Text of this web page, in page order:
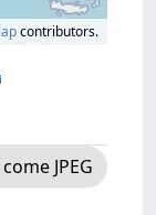
contributors.
JPEG